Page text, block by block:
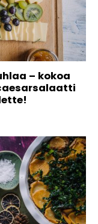
– kokoa